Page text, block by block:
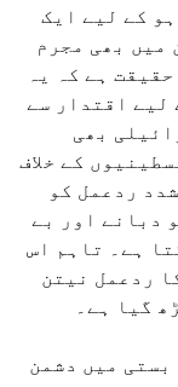
کے لیے ایک
میں بھی مجرم
ہے کہ یہ
لیے اقتدار سے
بھی
کے خلاف
ردعمل کو
دبانے اور بے
ہے۔ تاہم اس
ردعمل نیتن
گیا ہے۔
بستی میں دشمن